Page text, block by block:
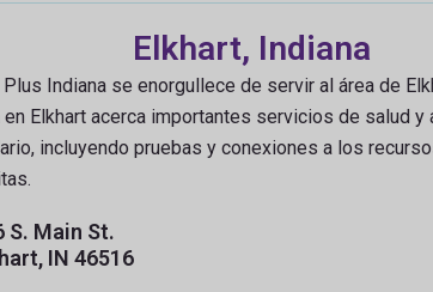
Elkhart, Indiana
Plus Indiana se enorgullece de servir al área de
Elkhart acerca importantes servicios de salud y
incluyendo pruebas y conexiones a los
S. Main St.
IN 46516